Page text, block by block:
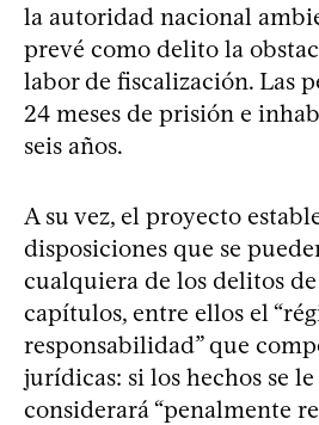
la autoridad nacional
prevé como delito la
labor de fiscalización. Las
24 meses de prisión e
seis años.
A su vez, el proyecto
disposiciones que se
cualquiera de los delitos
capítulos, entre ellos el
responsabilidad” que
jurídicas: si los hechos se
considerará “penalmente